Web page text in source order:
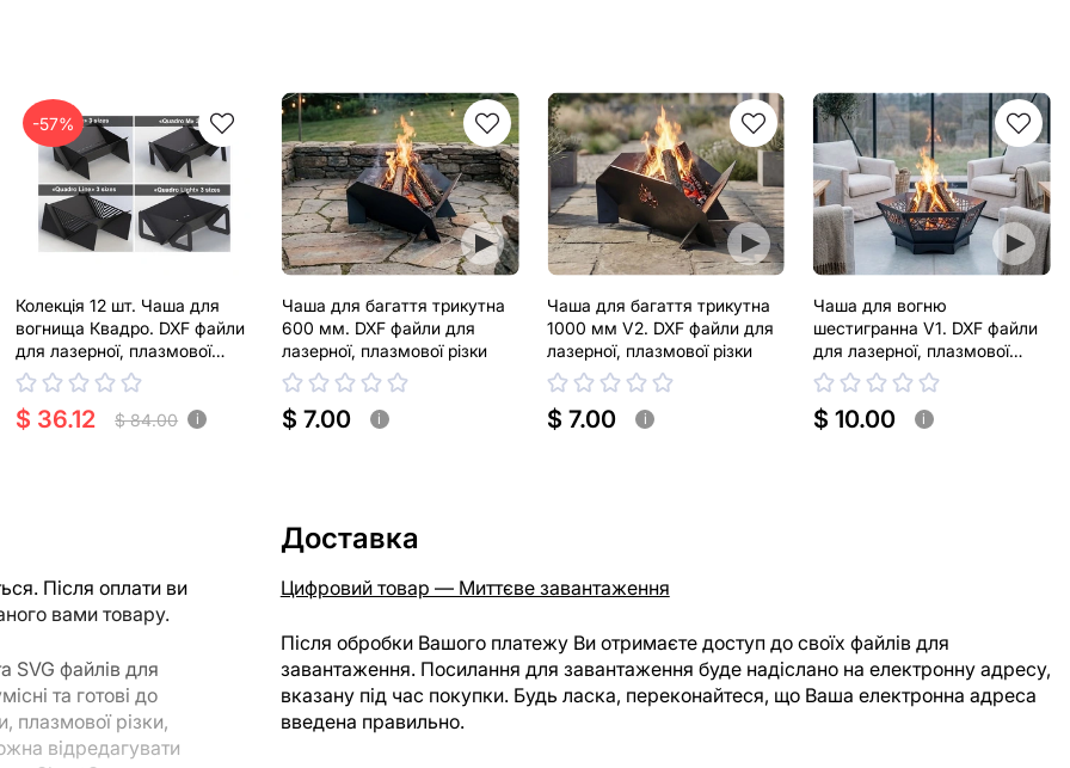
-57%
Колекція 12 шт. Чаша для
вогнища Квадро. DXF файли
для лазерної, плазмової
різки
$ 36.12 $ 84.00 i
Чаша для багаття трикутна
600 мм. DXF файли для
лазерної, плазмової різки
$ 7.00 i
Чаша для багаття трикутна
1000 мм V2. DXF файли для
лазерної, плазмової різки
$ 7.00 i
Чаша для вогню
шестигранна V1. DXF файли
для лазерної, плазмової
різки
$ 10.00 i
Після оплати ви
вами товару.
SVG файлів для
та готові до
плазмової різки,
відредагувати
Доставка
Цифровий товар — Миттєве завантаження
Після обробки Вашого платежу Ви отримаєте доступ до своїх файлів для
завантаження. Посилання для завантаження буде надіслано на електронну адресу,
вказану під час покупки. Будь ласка, переконайтеся, що Ваша електронна адреса
введена правильно.